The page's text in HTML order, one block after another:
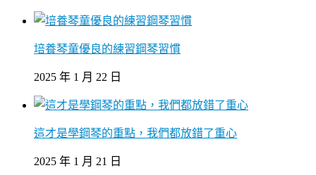
培養琴童優良的練習鋼琴習慣
2025 年 1 月 22 日
這才是學鋼琴的重點，我們都放錯了重心
2025 年 1 月 21 日